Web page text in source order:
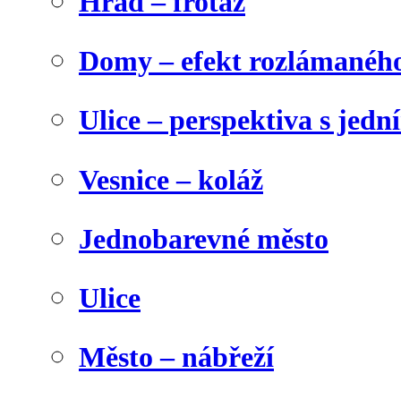
Domy – efekt
Ulice – perspektiva s
Vesnice – koláž
Jednobarevné město
Ulice
Město – nábřeží